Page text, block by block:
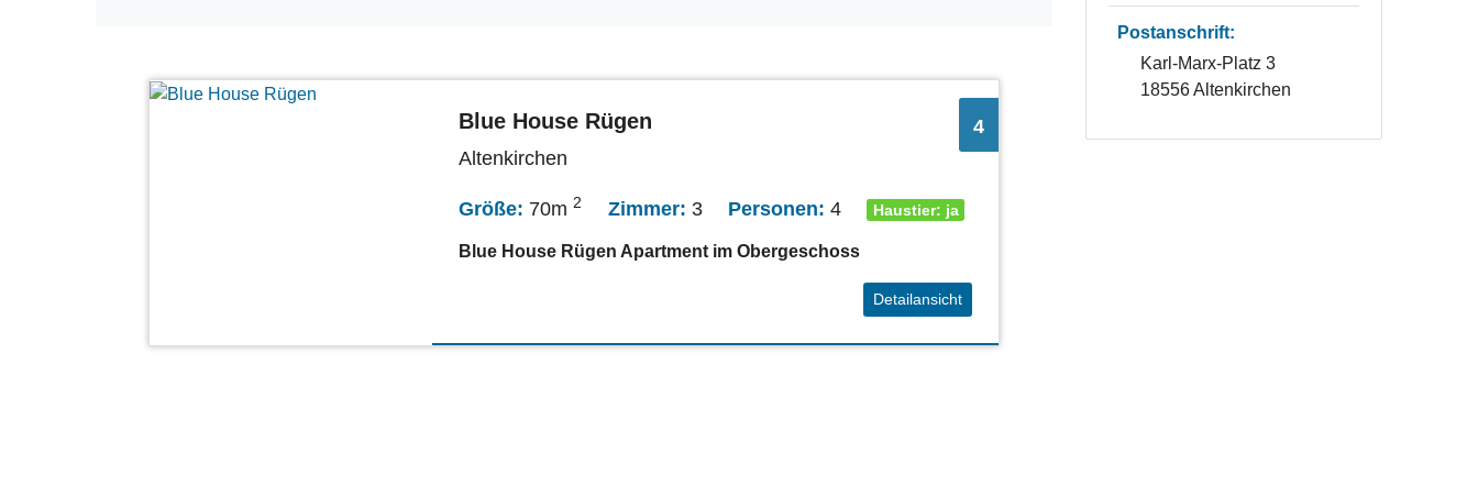
Blue House Rügen
Altenkirchen
Größe: 70m2 Zimmer: 3 Personen: 4 Haustier: ja
Blue House Rügen Apartment im Obergeschoss
Detailansicht
4
Postanschrift:
Karl-Marx-Platz 3
18556 Altenkirchen